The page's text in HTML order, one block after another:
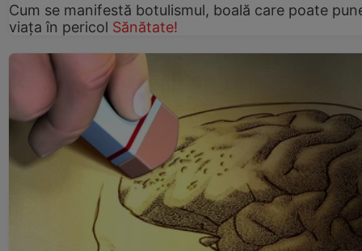
Cum se manifestă botulismul, boală care poate
viaţa în pericol Sănătate!